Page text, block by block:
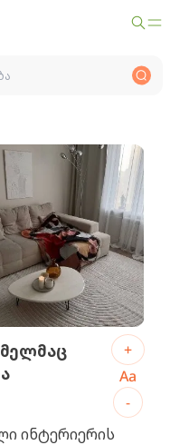
+
Aa
-
ინტერიერის